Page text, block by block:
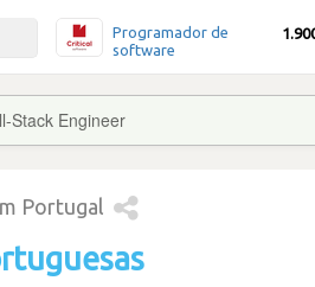
Programador de
software
Stack Engineer
Portugal